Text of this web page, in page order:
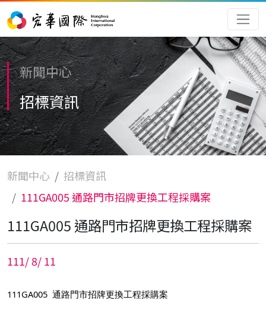
新聞中心
招標資訊
新聞中心
招標資訊
111GA005 通路門市招牌更換工程採購案
111GA005 通路門市招牌更換工程採購案
111/8/11
111GA005 通路門市招牌更換工程採購案